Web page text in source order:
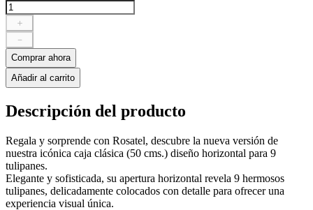
＋
－
Comprar ahora
Añadir al carrito
Descripción del producto
Regala y sorprende con Rosatel, descubre la nueva versión de
nuestra icónica caja clásica (50 cms.) diseño horizontal para 9
tulipanes.
Elegante y sofisticada, su apertura horizontal revela 9 hermosos
tulipanes, delicadamente colocados con detalle para ofrecer una
experiencia visual única.